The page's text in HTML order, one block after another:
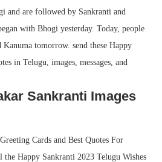
and are followed by Sankranti and
with Bhogi yesterday. Today, people
Kanuma tomorrow. send these Happy
in Telugu, images, messages, and
Sankranti Images
Greeting Cards and Best Quotes For
the Happy Sankranti 2023 Telugu Wishes